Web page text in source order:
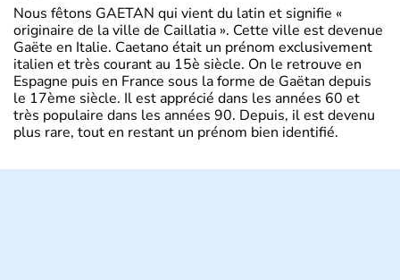
Nous fêtons GAETAN qui vient du latin et signifie «
originaire de la ville de Caillatia ». Cette ville est devenue
Gaëte en Italie. Caetano était un prénom exclusivement
italien et très courant au 15è siècle. On le retrouve en
Espagne puis en France sous la forme de Gaëtan depuis
le 17ème siècle. Il est apprécié dans les années 60 et
très populaire dans les années 90. Depuis, il est devenu
plus rare, tout en restant un prénom bien identifié.